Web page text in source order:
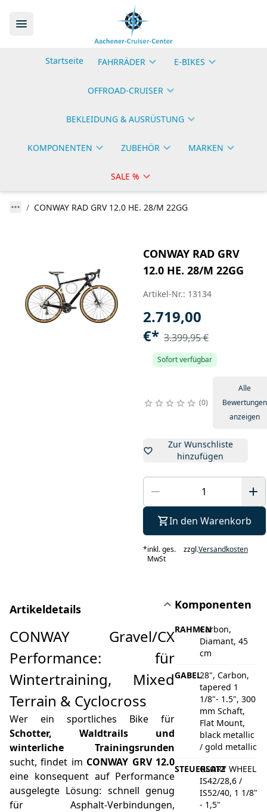
Startseite FAHRRÄDER E-BIKES
OFFROAD-CRUISER
BEKLEIDUNG & AUSRÜSTUNG
KOMPONENTEN ZUBEHÖR MARKEN
SALE %
CONWAY RAD GRV 12.0 HE. 28/M 22GG
CONWAY RAD GRV
12.0 HE. 28/M 22GG
Artikel-Nr.: 13134
2.719,00
€* 3.399,95 €
Sofort verfügbar
0
Alle
Bewertungen
anzeigen
Zur Wunschliste
hinzufügen
In den Warenkorb
*inkl. ges.
MwSt
zzgl.Versandkosten
Artikeldetails
CONWAY Gravel/CX
Performance: für
Wintertraining, Mixed
Terrain & Cyclocross
Wer ein sportliches Bike für
Schotter, Waldtrails und
winterliche Trainingsrunden
sucht, findet im CONWAY GRV 12.0
eine konsequent auf Performance
ausgelegte Lösung: schnell genug
für Asphalt-Verbindungen,
Komponenten
RAHMENCarbon,
Diamant, 45
cm
GABEL28", Carbon,
tapered 1
1/8"- 1.5", 300
mm Schaft,
Flat Mount,
black metallic
/ gold metallic
STEUERSATZGLORY WHEEL
IS42/28,6 /
IS52/40, 1 1/8"
- 1,5"